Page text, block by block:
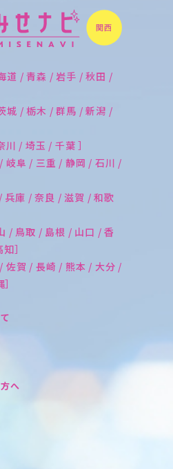
道 / 青森 / 岩手 / 秋田 /
城 / 栃木 / 群馬 / 新潟 /
/ 埼玉 / 千葉 ］
岐阜 / 三重 / 静岡 / 石川 /
兵庫 / 奈良 / 滋賀 / 和歌
/ 鳥取 / 島根 / 山口 / 香
］
佐賀 / 長崎 / 熊本 / 大分 /
へ